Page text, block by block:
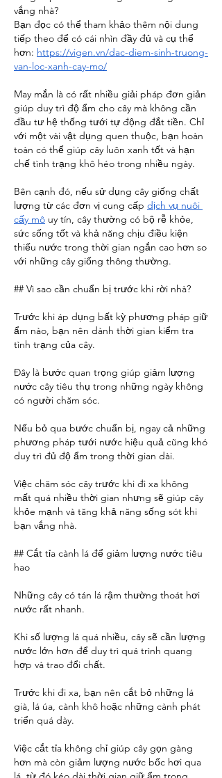
vắng nhà?
Bạn đọc có thể tham khảo thêm nội dung
tiếp theo để có cái nhìn đầy đủ và cụ thể
hơn: https://vigen.vn/dac-diem-sinh-truong-
van-loc-xanh-cay-mo/
May mắn là có rất nhiều giải pháp đơn giản
giúp duy trì độ ẩm cho cây mà không cần
đầu tư hệ thống tưới tự động đắt tiền. Chỉ
với một vài vật dụng quen thuộc, bạn hoàn
toàn có thể giúp cây luôn xanh tốt và hạn
chế tình trạng khô héo trong nhiều ngày.
Bên cạnh đó, nếu sử dụng cây giống chất
lượng từ các đơn vị cung cấp dịch vụ nuôi
cấy mô uy tín, cây thường có bộ rễ khỏe,
sức sống tốt và khả năng chịu điều kiện
thiếu nước trong thời gian ngắn cao hơn so
với những cây giống thông thường.
## Vì sao cần chuẩn bị trước khi rời nhà?
Trước khi áp dụng bất kỳ phương pháp giữ
ẩm nào, bạn nên dành thời gian kiểm tra
tình trạng của cây.
Đây là bước quan trọng giúp giảm lượng
nước cây tiêu thụ trong những ngày không
có người chăm sóc.
Nếu bỏ qua bước chuẩn bị, ngay cả những
phương pháp tưới nước hiệu quả cũng khó
duy trì đủ độ ẩm trong thời gian dài.
Việc chăm sóc cây trước khi đi xa không
mất quá nhiều thời gian nhưng sẽ giúp cây
khỏe mạnh và tăng khả năng sống sót khi
bạn vắng nhà.
## Cắt tỉa cành lá để giảm lượng nước tiêu
hao
Những cây có tán lá rậm thường thoát hơi
nước rất nhanh.
Khi số lượng lá quá nhiều, cây sẽ cần lượng
nước lớn hơn để duy trì quá trình quang
hợp và trao đổi chất.
Trước khi đi xa, bạn nên cắt bỏ những lá
già, lá úa, cành khô hoặc những cành phát
triển quá dày.
Việc cắt tỉa không chỉ giúp cây gọn gàng
hơn mà còn giảm lượng nước bốc hơi qua